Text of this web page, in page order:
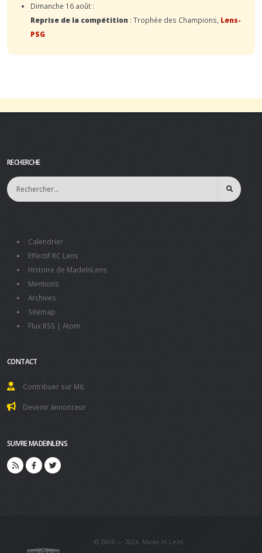
Dimanche 16 août :
Reprise de la compétition : Trophée des Champions, Lens-
PSG
RECHERCHE
Calendrier
Effectif RC Lens
Histoire de MadeInLens
Mentions
Archives
Sitemap
Flux RSS | Atom
CONTACT
Contribuer sur MiL
Devenir annonceur
SUIVRE MADEINLENS
© 2006 — 2026. Made in Lens.